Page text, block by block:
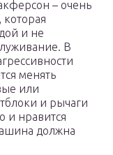
– очень
и не
В
менять
или
и рычаги
и нравится
должна